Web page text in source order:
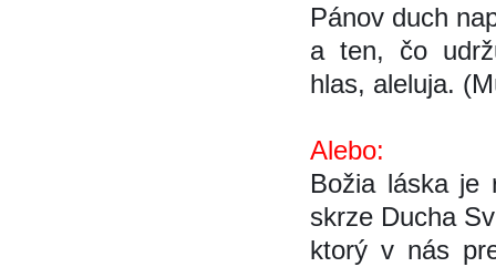
Pánov duch
a ten, čo
hlas, aleluja.
Alebo:
Božia láska je
skrze Ducha
ktorý v nás